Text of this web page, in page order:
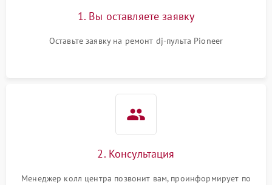
1. Вы оставляете заявку
Оставьте заявку на ремонт dj-пульта Pioneer
2. Консультация
Менеджер колл центра позвонит вам, проинформирует по